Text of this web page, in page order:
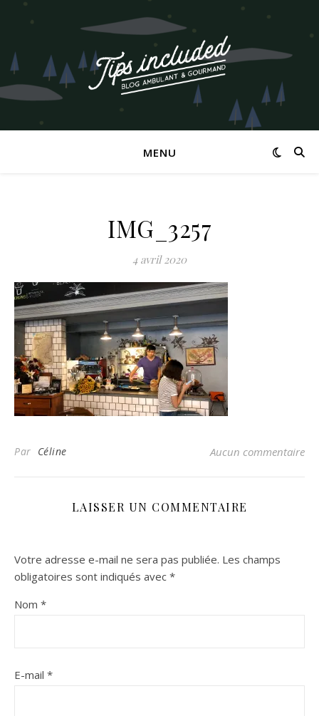
MENU
IMG_3257
4 avril 2020
Par Céline Aucun commentaire
LAISSER UN COMMENTAIRE
Votre adresse e-mail ne sera pas publiée. Les champs
obligatoires sont indiqués avec *
Nom *
E-mail *